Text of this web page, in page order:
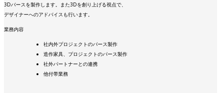
3Dパースを製作します。また3Dを創り上げる視点で、
デザイナーへのアドバイスも行います。
業務内容
社内外プロジェクトのパース製作
造作家具、プロジェクトのパース製作
社外パートナーとの連携
他付帯業務